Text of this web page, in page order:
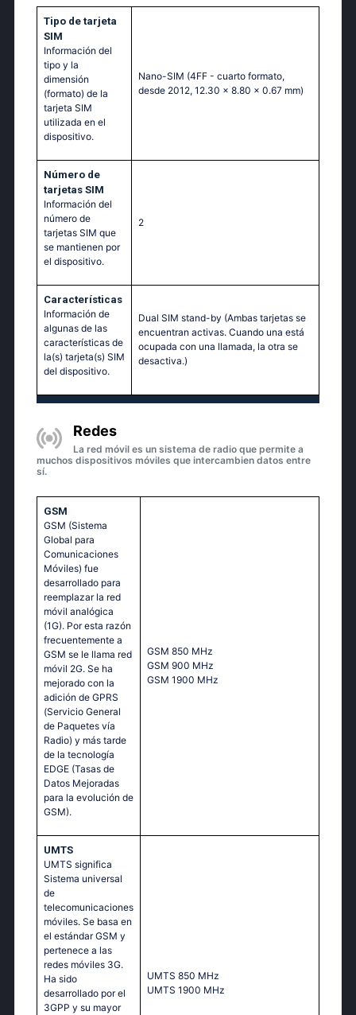
Tipo de tarjeta
SIM
Información del
tipo y la
dimensión
(formato) de la
tarjeta SIM
utilizada en el
dispositivo.
Nano-SIM (4FF - cuarto formato,
desde 2012, 12.30 x 8.80 x 0.67 mm)
Número de
tarjetas SIM
Información del
número de
tarjetas SIM que
se mantienen por
el dispositivo.
2
Características
Información de
algunas de las
características de
la(s) tarjeta(s) SIM
del dispositivo.
Dual SIM stand-by (Ambas tarjetas se
encuentran activas. Cuando una está
ocupada con una llamada, la otra se
desactiva.)
Redes
La red móvil es un sistema de radio que permite a
muchos dispositivos móviles que intercambien datos entre
sí.
GSM
GSM (Sistema
Global para
Comunicaciones
Móviles) fue
desarrollado para
reemplazar la red
móvil analógica
(1G). Por esta razón
frecuentemente a
GSM se le llama red
móvil 2G. Se ha
mejorado con la
adición de GPRS
(Servicio General
de Paquetes vía
Radio) y más tarde
de la tecnología
EDGE (Tasas de
Datos Mejoradas
para la evolución de
GSM).
GSМ 850 МНz
GSМ 900 МНz
GSМ 1900 МНz
UMTS
UMTS significa
Sistema universal
de
telecomunicaciones
móviles. Se basa en
el estándar GSM y
pertenece a las
redes móviles 3G.
Ha sido
desarrollado por el
3GPP y su mayor
UМТS 850 МНz
UМТS 1900 МНz